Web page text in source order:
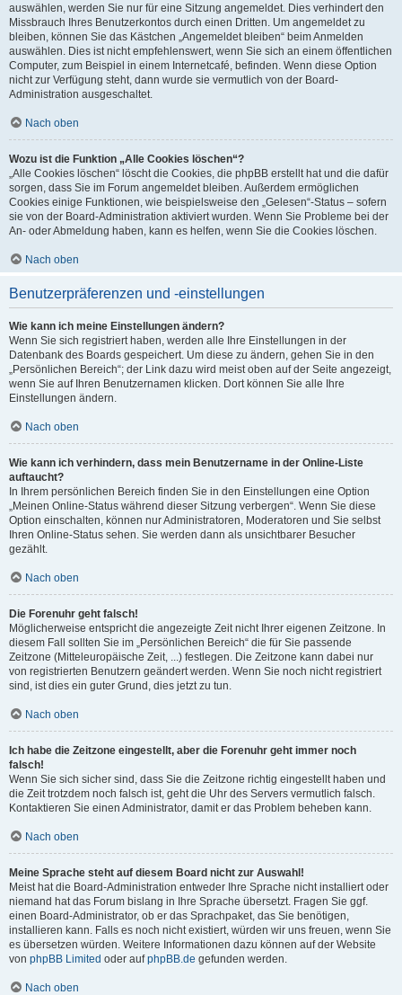
auswählen, werden Sie nur für eine Sitzung angemeldet. Dies verhindert den
Missbrauch Ihres Benutzerkontos durch einen Dritten. Um angemeldet zu
bleiben, können Sie das Kästchen „Angemeldet bleiben“ beim Anmelden
auswählen. Dies ist nicht empfehlenswert, wenn Sie sich an einem öffentlichen
Computer, zum Beispiel in einem Internetcafé, befinden. Wenn diese Option
nicht zur Verfügung steht, dann wurde sie vermutlich von der Board-
Administration ausgeschaltet.
Nach oben
Wozu ist die Funktion „Alle Cookies löschen“?
„Alle Cookies löschen“ löscht die Cookies, die phpBB erstellt hat und die dafür
sorgen, dass Sie im Forum angemeldet bleiben. Außerdem ermöglichen
Cookies einige Funktionen, wie beispielsweise den „Gelesen“-Status – sofern
sie von der Board-Administration aktiviert wurden. Wenn Sie Probleme bei der
An- oder Abmeldung haben, kann es helfen, wenn Sie die Cookies löschen.
Nach oben
Benutzerpräferenzen und -einstellungen
Wie kann ich meine Einstellungen ändern?
Wenn Sie sich registriert haben, werden alle Ihre Einstellungen in der
Datenbank des Boards gespeichert. Um diese zu ändern, gehen Sie in den
„Persönlichen Bereich“; der Link dazu wird meist oben auf der Seite angezeigt,
wenn Sie auf Ihren Benutzernamen klicken. Dort können Sie alle Ihre
Einstellungen ändern.
Nach oben
Wie kann ich verhindern, dass mein Benutzername in der Online-Liste
auftaucht?
In Ihrem persönlichen Bereich finden Sie in den Einstellungen eine Option
„Meinen Online-Status während dieser Sitzung verbergen“. Wenn Sie diese
Option einschalten, können nur Administratoren, Moderatoren und Sie selbst
Ihren Online-Status sehen. Sie werden dann als unsichtbarer Besucher
gezählt.
Nach oben
Die Forenuhr geht falsch!
Möglicherweise entspricht die angezeigte Zeit nicht Ihrer eigenen Zeitzone. In
diesem Fall sollten Sie im „Persönlichen Bereich“ die für Sie passende
Zeitzone (Mitteleuropäische Zeit, ...) festlegen. Die Zeitzone kann dabei nur
von registrierten Benutzern geändert werden. Wenn Sie noch nicht registriert
sind, ist dies ein guter Grund, dies jetzt zu tun.
Nach oben
Ich habe die Zeitzone eingestellt, aber die Forenuhr geht immer noch
falsch!
Wenn Sie sich sicher sind, dass Sie die Zeitzone richtig eingestellt haben und
die Zeit trotzdem noch falsch ist, geht die Uhr des Servers vermutlich falsch.
Kontaktieren Sie einen Administrator, damit er das Problem beheben kann.
Nach oben
Meine Sprache steht auf diesem Board nicht zur Auswahl!
Meist hat die Board-Administration entweder Ihre Sprache nicht installiert oder
niemand hat das Forum bislang in Ihre Sprache übersetzt. Fragen Sie ggf.
einen Board-Administrator, ob er das Sprachpaket, das Sie benötigen,
installieren kann. Falls es noch nicht existiert, würden wir uns freuen, wenn Sie
es übersetzen würden. Weitere Informationen dazu können auf der Website
von phpBB Limited oder aufphpBB.de gefunden werden.
Nach oben